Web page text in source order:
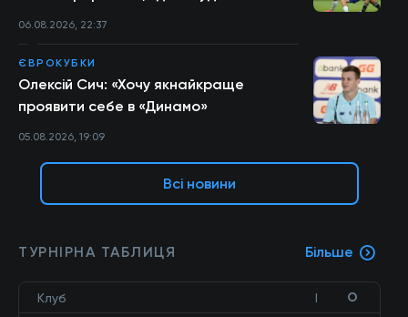
06.08.2026, 22:37
ЄВРОКУБКИ
Олексій Сич: «Хочу якнайкраще
проявити себе в «Динамо»
05.08.2026, 19:09
Всі новини
ТУРНІРНА ТАБЛИЦЯ Більше
Клуб І О